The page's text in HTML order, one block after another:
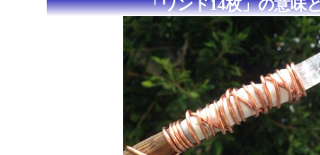
「ワンド14枚」の意味